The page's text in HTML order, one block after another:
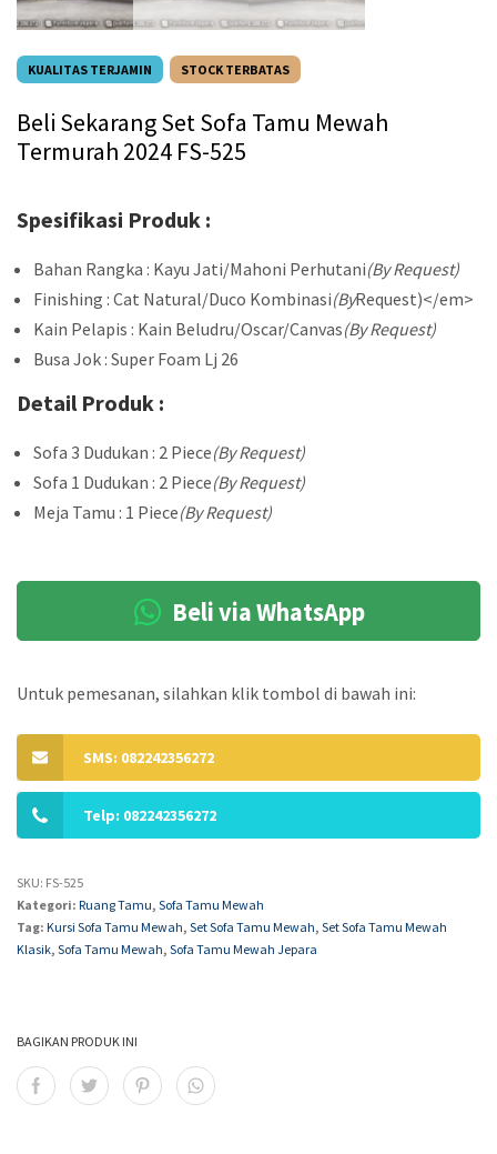
KUALITAS TERJAMIN STOCK TERBATAS
Beli Sekarang Set Sofa Tamu Mewah
Termurah 2024 FS-525
Spesifikasi Produk :
Bahan Rangka : Kayu Jati/Mahoni Perhutani(By Request)
Finishing : Cat Natural/Duco Kombinasi(ByRequest)</em>
Kain Pelapis : Kain Beludru/Oscar/Canvas(By Request)
Busa Jok : Super Foam Lj 26
Detail Produk :
Sofa 3 Dudukan : 2 Piece(By Request)
Sofa 1 Dudukan : 2 Piece(By Request)
Meja Tamu : 1 Piece(By Request)
Beli via WhatsApp
Untuk pemesanan, silahkan klik tombol di bawah ini:
SMS: 082242356272
Telp: 082242356272
SKU: FS-525
Kategori: Ruang Tamu, Sofa Tamu Mewah
Tag: Kursi Sofa Tamu Mewah, Set Sofa Tamu Mewah, Set Sofa Tamu Mewah
Klasik, Sofa Tamu Mewah, Sofa Tamu Mewah Jepara
BAGIKAN PRODUK INI